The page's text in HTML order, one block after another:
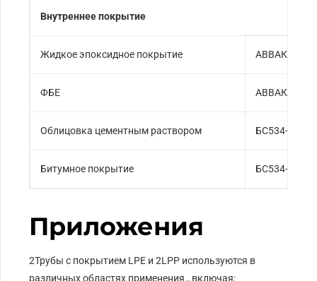
Внутреннее покрытие
Жидкое эпоксидное покрытие АВВАК210-
ФБЕ АВВАК213-
Облицовка цементным раствором БС534-1990,
Битумное покрытие БС534-1990
Приложения
2Трубы с покрытием LPE и 2LPP используются в
различных областях применения., включая: